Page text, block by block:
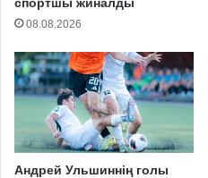
08.08.2026
Андрей Ульшиннің голы